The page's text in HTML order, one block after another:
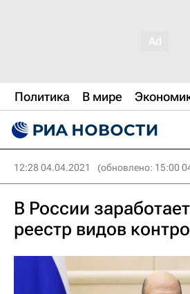
Политика В мире
12:28 04.04.2021 (обновлено: 15:00
В России
реестр видов